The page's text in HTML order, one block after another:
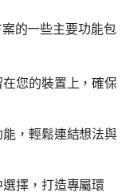
的一些主要功能包
您的裝置上，確保
，輕鬆連結想法與
擇，打造專屬環